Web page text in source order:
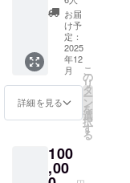
機梅、
漬け原
材料
（食
塩）
味期
限：裏
面に記
載 保存
方法：
常温保
ん
ジュー
ト）】
原材料
【詳
細】 サ
イズ：
120／M
／2L ※
備考欄
サイズ
をご記
材を採
用。 リ
ラック
スルー
ムには
プロ
ジェク
ター環
ンには
調理器
具も
コー
ス」と
同じ内
容にな
りま
す。
感謝し
ます。
支援の
証とし
て、
ギャラ
リー壁
面にお
名前を
掲載さ
ただき
ます。
【提供
お届
け予
定：
2025
年12
月
詳細を見る
こ
の
リ
タ
ー
ン
を
選
択
す
る
100
,00